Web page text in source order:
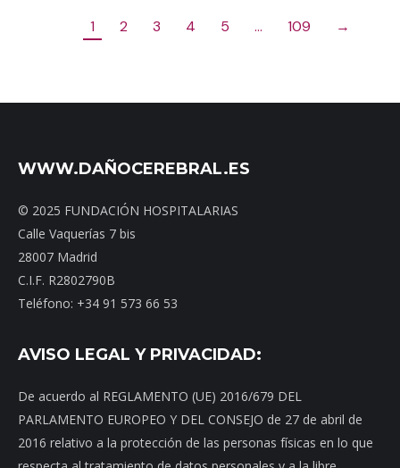
1 2 3 4 5 … 109 →
WWW.DAÑOCEREBRAL.ES
© 2025 FUNDACIÓN HOSPITALARIAS
Calle Vaquerías 7 bis
28007 Madrid
C.I.F. R2802790B
Teléfono: +34 91 573 66 53
AVISO LEGAL Y PRIVACIDAD:
De acuerdo al REGLAMENTO (UE) 2016/679 DEL
PARLAMENTO EUROPEO Y DEL CONSEJO de 27 de abril de
2016 relativo a la protección de las personas físicas en lo que